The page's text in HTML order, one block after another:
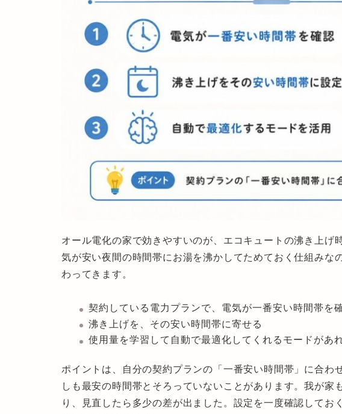
オール電化の家で効きやすいのが、 エコキュートの沸き上げ
気が安い夜間の時間帯にお湯を沸かしてためておく仕組みな
わってきます。
契約している電力プランで、電気が一番安い時間帯を
沸き上げを、その安い時間帯に寄せる
使用量を学習して自動で最適化してくれるモードがあ
ポイントは、自分の契約プランの「一番安い時間帯」に合わ
しも最安の時間帯とそろっていないことがあります。我が家
り、見直したら多少の差が出ました。設定を一度確認してお